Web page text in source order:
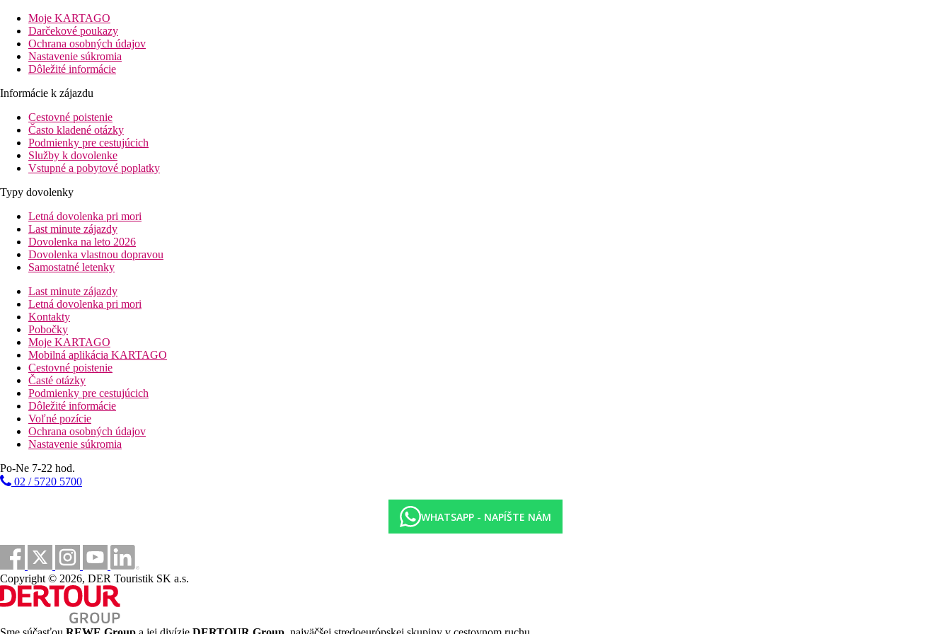
Vzdialenosť
pláže: 350 m
letisko: 30 km
centrá: 5 km
Dvojlôžková izba
klimatizácia
telefón
chladnička
trezor (za poplatok)
Wi-Fi (zdarma)
balkón alebo terasa
Ostatné typy izieb(pokiaľ nie je uvedené inak, majú izby vyššie uvedené vybavenie)
Dvojlôžková izba, Promo:
Informácie o hoteli
vstupná hala s recepciou
trezor (za poplatok)
hlavná reštaurácia
lobby bar
kaviareň
Wi-Fi (zdarma)
bar pri bazéne
vonkajší bazén (lehátka a slnečníky zadarmo)
detský bazén
detské ihrisko
miniklub
kaderníctvo
obchod
kasíno
Popis pláže
piesočnatá
Športové aktivity zadarmo
animačné a večerné programy
Moje KARTAGO
Darčekové poukazy
Ochrana osobných údajov
Nastavenie súkromia
Dôležité informácie
Informácie k zájazdu
Cestovné poistenie
Často kladené otázky
Podmienky pre cestujúcich
Služby k dovolenke
Vstupné a pobytové poplatky
Typy dovolenky
Letná dovolenka pri mori
Last minute zájazdy
Dovolenka na leto 2026
Dovolenka vlastnou dopravou
Samostatné letenky
Last minute zájazdy
Letná dovolenka pri mori
Kontakty
Pobočky
Moje KARTAGO
Mobilná aplikácia KARTAGO
Cestovné poistenie
Časté otázky
Podmienky pre cestujúcich
Dôležité informácie
Voľné pozície
Ochrana osobných údajov
Nastavenie súkromia
Po-Ne 7-22 hod.
02 / 5720 5700
WHATSAPP - NAPÍŠTE NÁM
Copyright © 2026, DER Touristik SK a.s.